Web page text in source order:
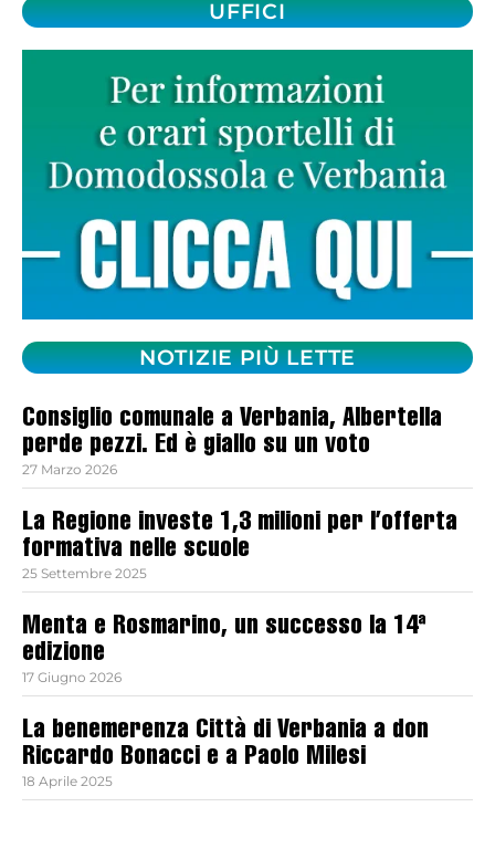
UFFICI
NOTIZIE PIÙ LETTE
Consiglio comunale a Verbania, Albertella
perde pezzi. Ed è giallo su un voto
27 Marzo 2026
La Regione investe 1,3 milioni per l’offerta
formativa nelle scuole
25 Settembre 2025
Menta e Rosmarino, un successo la 14ª
edizione
17 Giugno 2026
La benemerenza Città di Verbania a don
Riccardo Bonacci e a Paolo Milesi
18 Aprile 2025